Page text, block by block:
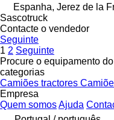
Espanha, Jerez de la
Sascotruck
Contacte o vendedor
Seguinte
1 2 Seguinte
Procure o equipamento
categorias
Camiões tractores
Empresa
Quem somosAjuda